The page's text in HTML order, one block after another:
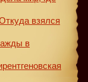
взялся
в